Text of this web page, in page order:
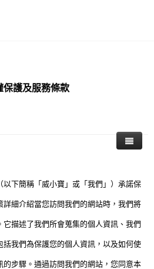
保護及服務條款
以下簡稱「威小寶」或「我們」）承諾保
細介紹當您訪問我們的網站時，我們將
描述了我們所會蒐集的個人資訊、我們
我們為保護您的個人資訊，以及如何使
步驟。通過訪問我們的網站，您同意本